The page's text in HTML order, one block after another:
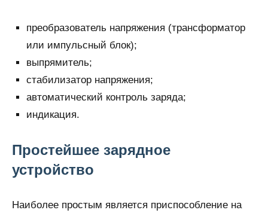
преобразователь напряжения (трансформатор
или импульсный блок);
выпрямитель;
стабилизатор напряжения;
автоматический контроль заряда;
индикация.
Простейшее зарядное
устройство
Наиболее простым является приспособление на